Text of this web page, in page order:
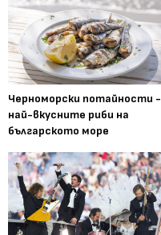
Черноморски потайности -
най-вкусните риби на
българското море